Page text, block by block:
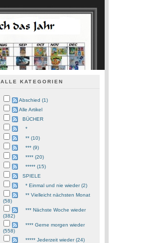
ALLE KATEGORIEN
Abschied (1)
Alle Artikel
BÜCHER
*
** (10)
*** (9)
**** (20)
***** (15)
SPIELE
* Einmal und nie wieder (2)
** Vielleicht nächsten Monat
(58)
*** Nächste Woche wieder
(382)
**** Gerne morgen wieder
(558)
***** Jederzeit wieder (24)